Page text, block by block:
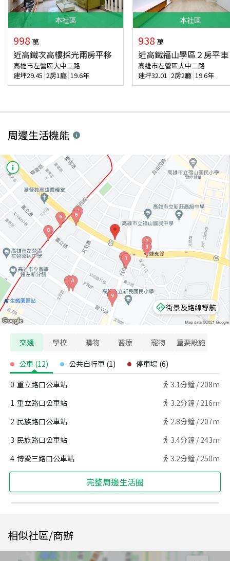
本社區
998 萬
近高鐵次高樓採光兩房平移
高雄市左營區大中二路
建坪29.45 2房1廳 19.6年
本社區
938 萬
近高鐵福山學區２房平車
高雄市左營區大中二路
建坪32.01 2房2廳 19.6年
周邊生活機能
街景及路線導航
交通 學校 購物 醫療 寵物 重要設施
公車 (12) 公共自行車 (1) 停車場 (6)
0 重立路口公車站 3.1分鐘 / 208m
1 重立路口公車站 3.2分鐘 / 216m
2 民族路口公車站 2.8分鐘 / 207m
3 民族路口公車站 3.4分鐘 / 243m
4 博愛三路口公車站 3.2分鐘 / 250m
完整周邊生活圈
相似社區/商辦